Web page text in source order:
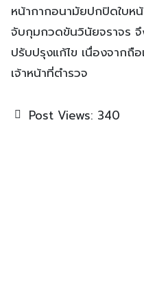
หน้ากากอนามัยปกปิดใบห
จับกุมกวดขันวินัยจราจร จึ
ปรับปรุงแก้ไข เนื่องจากถื
เจ้าหน้าที่ตำรวจ
Post Views: 340